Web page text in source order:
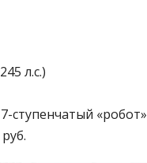
л.с.)
ступенчатый «робот»